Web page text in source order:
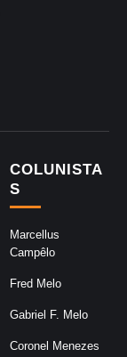
COLUNISTA
S
Marcellus
Campêlo
Fred Melo
Gabriel F. Melo
Coronel Menezes